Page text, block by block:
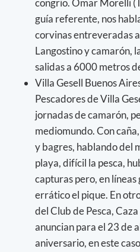
congrio. Omar Morelli
guía referente, nos
corvinas entreveradas
Langostino y camarón,
salidas a 6000 metros
Villa Gesell Buenos
Pescadores de Villa
jornadas de camarón,
mediomundo. Con
y bagres, hablando del
playa, difícil la pesca,
capturas pero, en
errático el pique. En
del Club de Pesca,
anuncian para el 23 de
aniversario, en este